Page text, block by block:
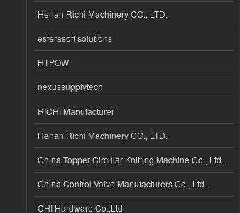
Henan Richi Machinery CO., LTD.
esferasoft solutions
HTPOW
nexussupplytech
RICHI Manufacturer
Henan Richi Machinery CO., LTD.
China Topper Circular Knitting Machine Co., Ltd.
China Control Valve Manufacturers Co., Ltd.
CHI Hardware Co.,Ltd.